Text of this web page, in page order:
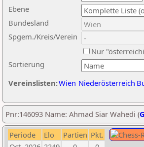
Ebene
Sortierung
Bundesland
Spgem./Kreis/Verein
Nur
Vereinslisten:Wien Niederösterreich
Pnr:146093 Name: Ahmad Siar Wahedi (
Periode Elo Partien Pkt.